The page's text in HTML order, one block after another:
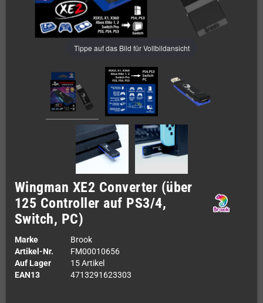
Tippe auf das Bild für Vollbildansicht
Wingman XE2 Converter (über
125 Controller auf PS3/4,
Switch, PC)
Marke
Brook
Artikel-Nr.
FM00010656
Auf Lager
15 Artikel
EAN13
4713291623303